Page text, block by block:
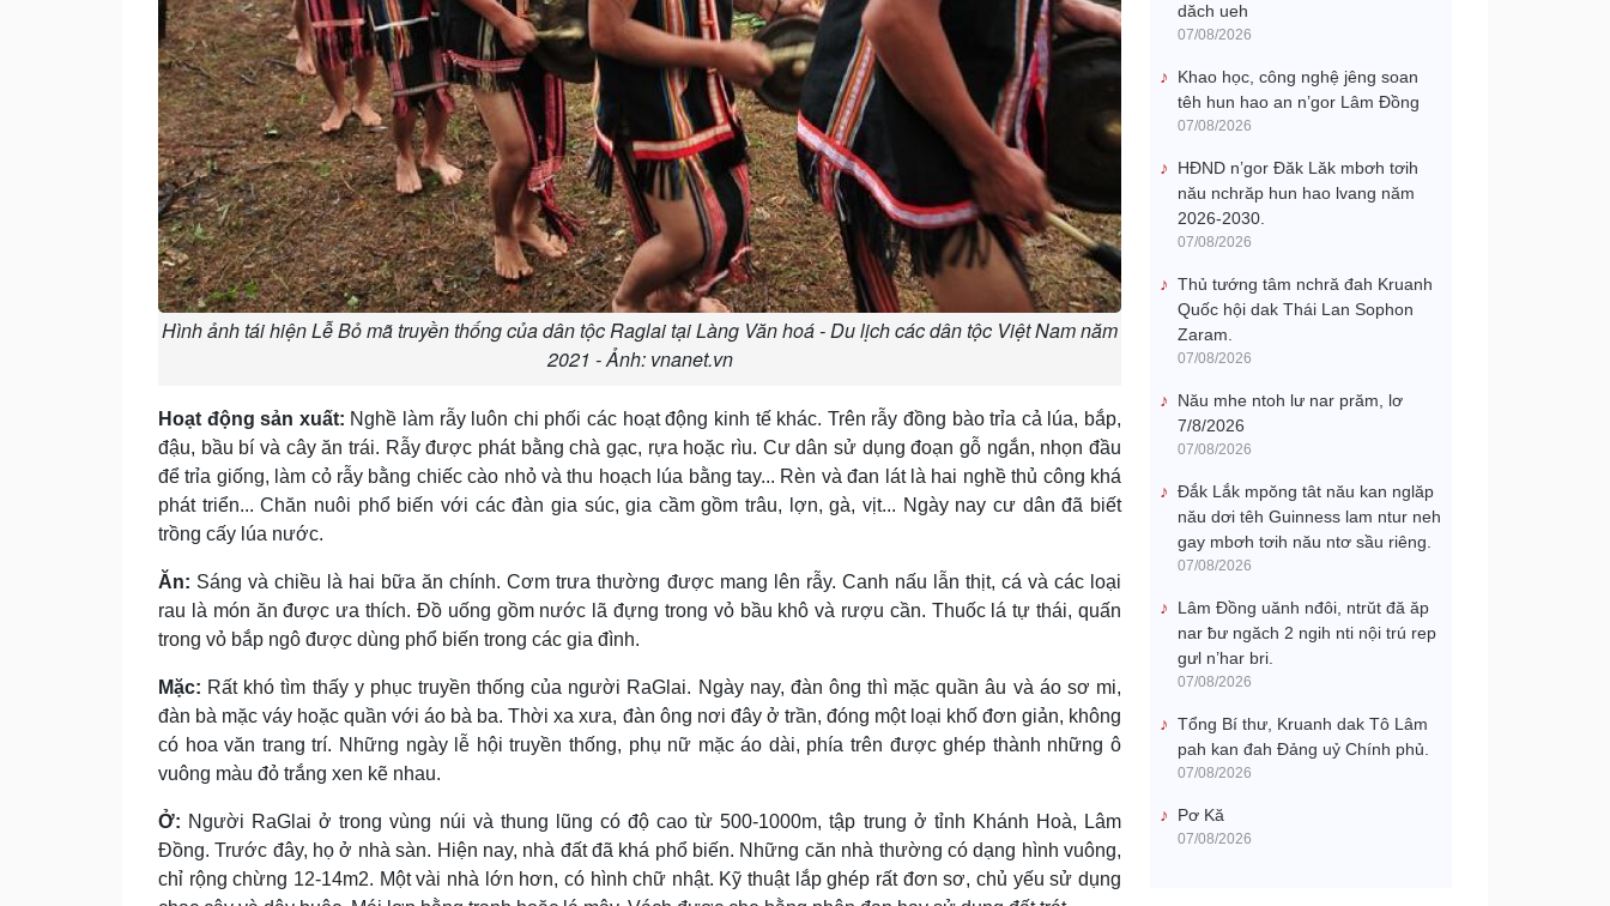
Hình ảnh tái hiện Lễ Bỏ mã truyền thống của dân tộc Raglai tại Làng Văn hoá - Du lịch các dân tộc Việt Nam năm
2021 - Ảnh: vnanet.vn
Hoạt động sản xuất: Nghề làm rẫy luôn chi phối các hoạt động kinh tế khác. Trên rẫy đồng bào trỉa cả lúa, bắp,
đậu, bầu bí và cây ăn trái. Rẫy được phát bằng chà gạc, rựa hoặc rìu. Cư dân sử dụng đoạn gỗ ngắn, nhọn đầu
để trỉa giống, làm cỏ rẫy bằng chiếc cào nhỏ và thu hoạch lúa bằng tay... Rèn và đan lát là hai nghề thủ công khá
phát triển... Chăn nuôi phổ biến với các đàn gia súc, gia cầm gồm trâu, lợn, gà, vịt... Ngày nay cư dân đã biết
trồng cấy lúa nước.
Ăn: Sáng và chiều là hai bữa ăn chính. Cơm trưa thường được mang lên rẫy. Canh nấu lẫn thịt, cá và các loại
rau là món ăn được ưa thích. Ðồ uống gồm nước lã đựng trong vỏ bầu khô và rượu cần. Thuốc lá tự thái, quấn
trong vỏ bắp ngô được dùng phổ biến trong các gia đình.
Mặc: Rất khó tìm thấy y phục truyền thống của người RaGlai. Ngày nay, đàn ông thì mặc quần âu và áo sơ mi,
đàn bà mặc váy hoặc quần với áo bà ba. Thời xa xưa, đàn ông nơi đây ở trần, đóng một loại khố đơn giản, không
có hoa văn trang trí. Những ngày lễ hội truyền thống, phụ nữ mặc áo dài, phía trên được ghép thành những ô
vuông màu đỏ trắng xen kẽ nhau.
Ở: Người RaGlai ở trong vùng núi và thung lũng có độ cao từ 500-1000m, tập trung ở tỉnh Khánh Hoà, Lâm
Ðồng. Trước đây, họ ở nhà sàn. Hiện nay, nhà đất đã khá phổ biến. Những căn nhà thường có dạng hình vuông,
chỉ rộng chừng 12-14m2. Một vài nhà lớn hơn, có hình chữ nhật. Kỹ thuật lắp ghép rất đơn sơ, chủ yếu sử dụng
dăch ueh
07/08/2026
Khao học, công nghệ jêng soan
têh hun hao an n’gor Lâm Đồng
07/08/2026
HĐND n’gor Đăk Lăk mbơh tơih
nău nchrăp hun hao lvang năm
2026-2030.
07/08/2026
Thủ tướng tâm nchră đah Kruanh
Quốc hội dak Thái Lan Sophon
Zaram.
07/08/2026
Nău mhe ntoh lư nar prăm, lơ
7/8/2026
07/08/2026
Đắk Lắk mpŏng tât nău kan nglăp
nău dơi têh Guinness lam ntur neh
gay mbơh tơih nău ntơ sầu riêng.
07/08/2026
Lâm Đồng uănh nđôi, ntrŭt đă ăp
nar ƀư ngăch 2 ngih nti nội trú rep
gưl n’har bri.
07/08/2026
Tổng Bí thư, Kruanh dak Tô Lâm
pah kan đah Đảng uỷ Chính phủ.
07/08/2026
Pơ Kă
07/08/2026